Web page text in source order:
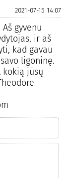
2021-07-15 14:07
gyvenu
ir aš
kad gavau
ligoninę.
jūsų